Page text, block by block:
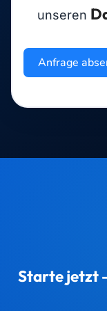
unseren
Anfrage
Starte jetzt